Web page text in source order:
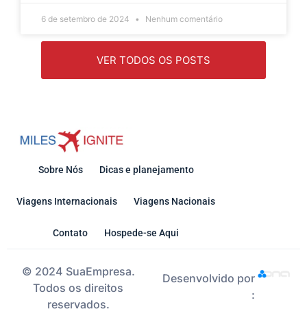
6 de setembro de 2024 Nenhum comentário
VER TODOS OS POSTS
Sobre Nós Dicas e planejamento
Viagens Internacionais Viagens Nacionais
Contato Hospede-se Aqui
© 2024 SuaEmpresa.
Todos os direitos
reservados.
Desenvolvido por
: